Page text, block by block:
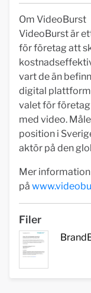
Om VideoBurst
VideoBurst är
för företag att
vart de än
digital
valet för
med video.
position i
aktör på den
Mer
på
Filer